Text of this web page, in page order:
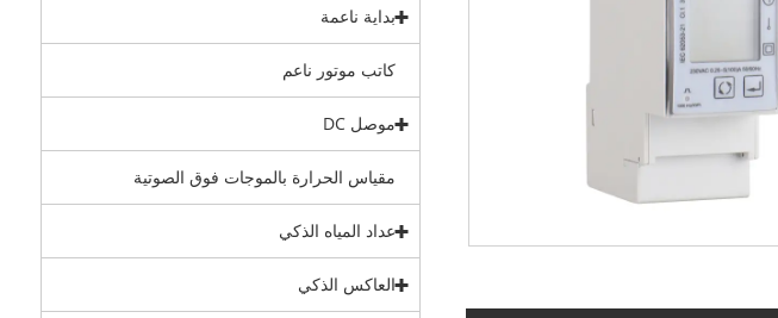
بداية ناعمة
كاتب موتور ناعم
موصل DC
مقياس الحرارة بالموجات فوق الصوتية
عداد المياه الذكي
العاكس الذكي